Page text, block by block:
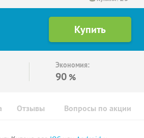
Экономия:
90 %
Отзывы Вопросы по акции